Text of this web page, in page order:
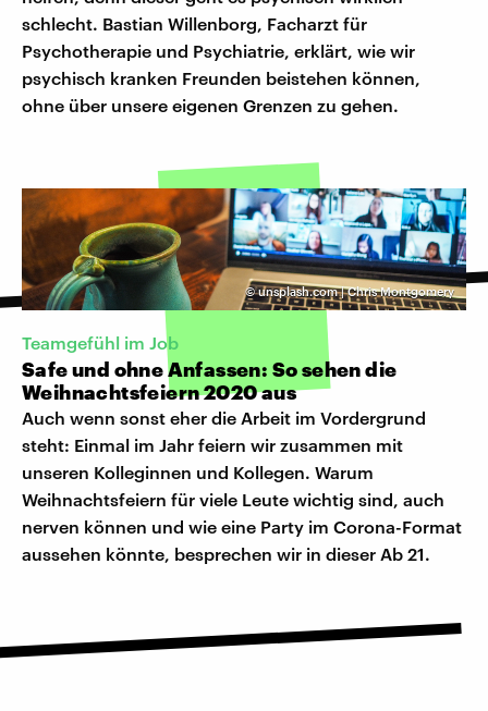
schlecht. Bastian Willenborg, Facharzt für
Psychotherapie und Psychiatrie, erklärt, wie wir
psychisch kranken Freunden beistehen können,
ohne über unsere eigenen Grenzen zu gehen.
©unsplash.com | Chris Montgomery
Teamgefühl im Job
Safe und ohne Anfassen: So sehen die
Weihnachtsfeiern 2020 aus
Auch wenn sonst eher die Arbeit im Vordergrund
steht: Einmal im Jahr feiern wir zusammen mit
unseren Kolleginnen und Kollegen. Warum
Weihnachtsfeiern für viele Leute wichtig sind, auch
nerven können und wie eine Party im Corona-Format
aussehen könnte, besprechen wir in dieser Ab 21.